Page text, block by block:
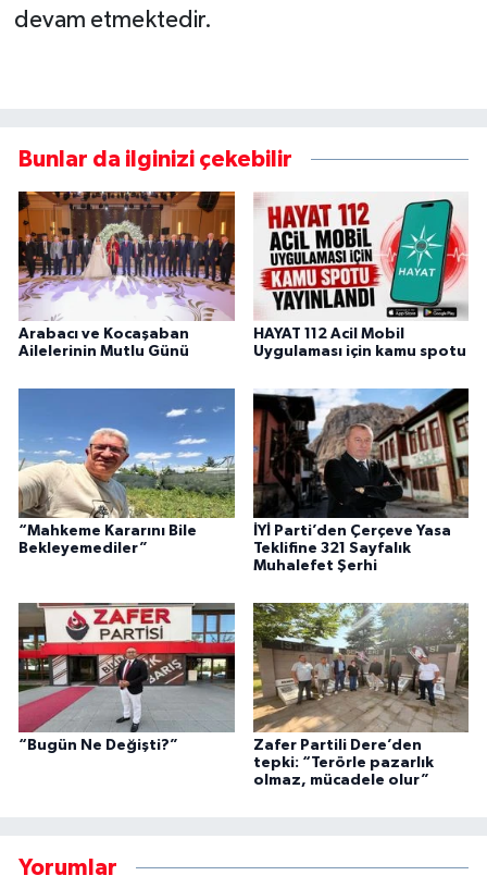
devam etmektedir.
Bunlar da ilginizi çekebilir
Arabacı ve Kocaşaban
Ailelerinin Mutlu Günü
HAYAT 112 Acil Mobil
Uygulaması için kamu spotu
“Mahkeme Kararını Bile
Bekleyemediler”
İYİ Parti’den Çerçeve Yasa
Teklifine 321 Sayfalık
Muhalefet Şerhi
“Bugün Ne Değişti?”
Zafer Partili Dere’den
tepki: “Terörle pazarlık
olmaz, mücadele olur”
Yorumlar